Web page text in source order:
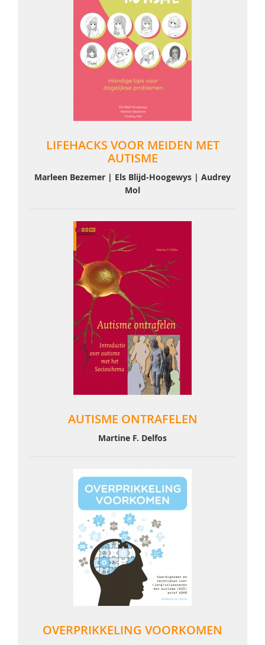
LIFEHACKS VOOR MEIDEN MET
AUTISME
Marleen Bezemer | Els Blijd-Hoogewys | Audrey
Mol
AUTISME ONTRAFELEN
Martine F. Delfos
OVERPRIKKELING VOORKOMEN